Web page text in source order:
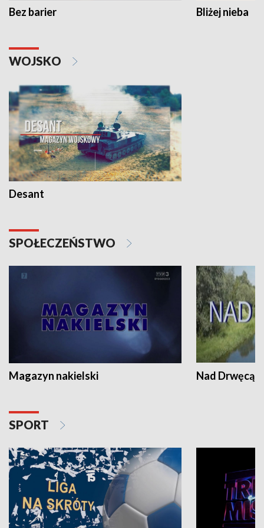
Bez barier Bliżej nieba
WOJSKO
Desant
SPOŁECZEŃSTWO
Magazyn nakielski Nad Drwęcą
SPORT